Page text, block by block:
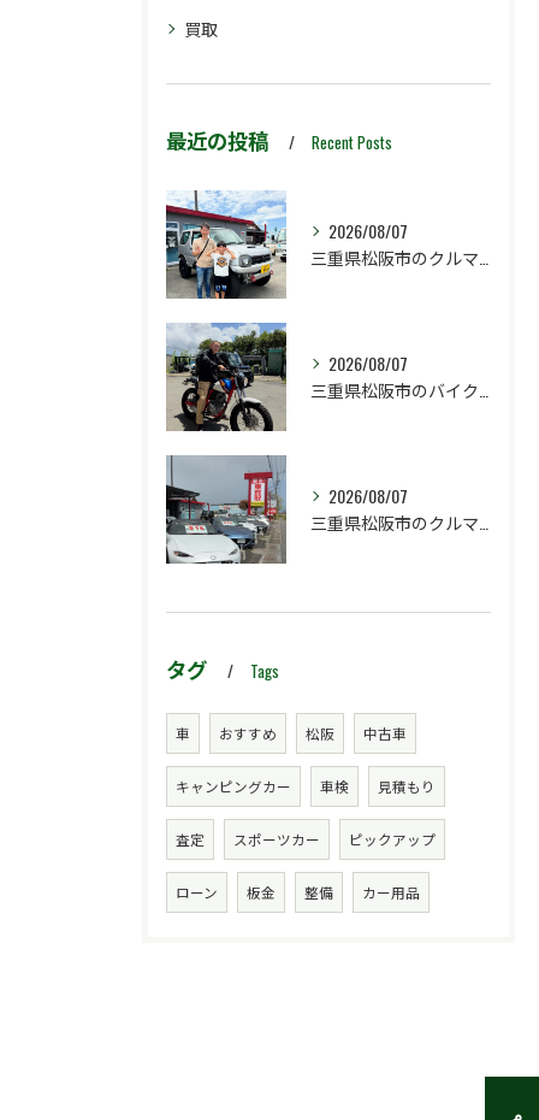
買取
最近の投稿 Recent Posts
2026/08/07
2026/08/07
2026/08/07
タグ Tags
車 おすすめ 松阪 中古車
キャンピングカー 車検 見積もり
査定 スポーツカー ピックアップ
ローン 板金 整備 カー用品